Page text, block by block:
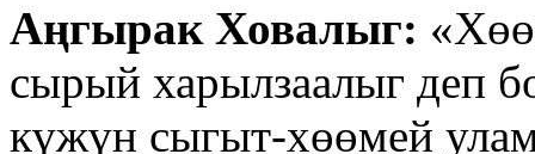
Аңгырак Ховалыг:
сырый харылзаалыг деп
күжүн сыгыт-хөөмей